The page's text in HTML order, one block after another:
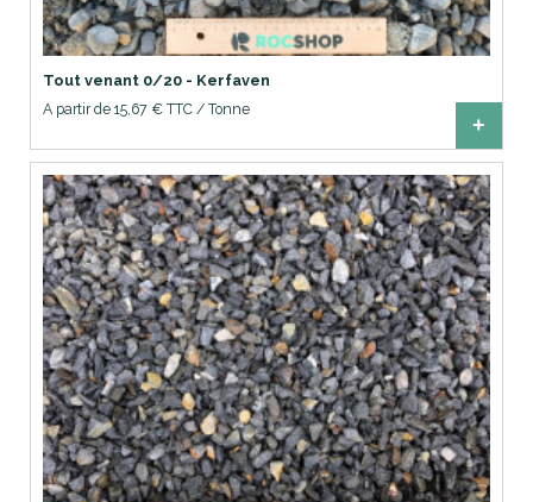
Tout venant 0/20 - Kerfaven
A partir de 15,67 € TTC / Tonne
+